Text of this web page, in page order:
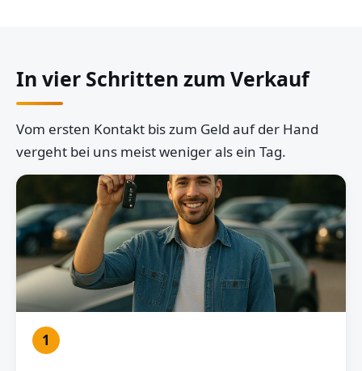
In vier Schritten zum Verkauf
Vom ersten Kontakt bis zum Geld auf der Hand
vergeht bei uns meist weniger als ein Tag.
1